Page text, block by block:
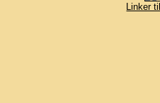
Linker